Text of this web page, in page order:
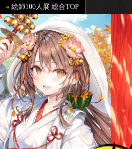
« 絵師100人展 総合TOP